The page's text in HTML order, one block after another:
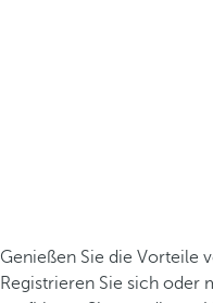
Genießen Sie die Vorteile
Registrieren Sie sich oder